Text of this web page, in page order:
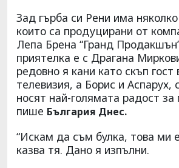
Зад гърба си Рени има
които са продуцирани от
Лепа Брена “Гранд
приятелка е с Драгана
редовно я кани като скъп гост
телевизия, а Борис и Аспарух,
носят най-голямата радост за
пише България Днес.
“Искам да съм булка, това ми
казва тя. Дано я изпълни.